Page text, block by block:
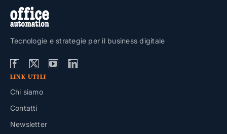
Tecnologie e strategie per il business digitale
LINK UTILI
Chi siamo
Contatti
Newsletter